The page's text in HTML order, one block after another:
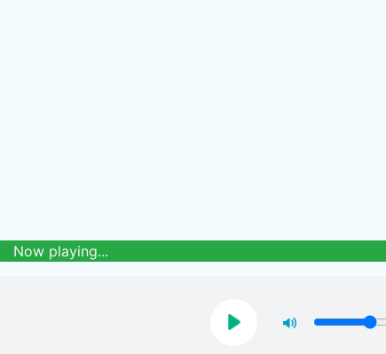
Now playing...